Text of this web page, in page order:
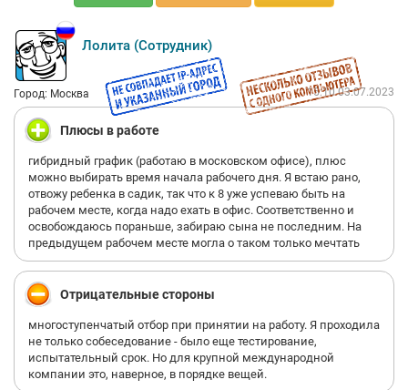
Лолита (Сотрудник)
Город: Москва 15:10 03.07.2023
Плюсы в работе
гибридный график (работаю в московском офисе), плюс
можно выбирать время начала рабочего дня. Я встаю рано,
отвожу ребенка в садик, так что к 8 уже успеваю быть на
рабочем месте, когда надо ехать в офис. Соответственно и
освобождаюсь пораньше, забираю сына не последним. На
предыдущем рабочем месте могла о таком только мечтать
Отрицательные стороны
многоступенчатый отбор при принятии на работу. Я проходила
не только собеседование - было еще тестирование,
испытательный срок. Но для крупной международной
компании это, наверное, в порядке вещей.